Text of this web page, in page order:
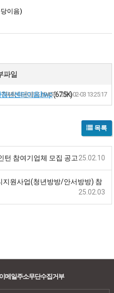
이음)
파일
년센터이음.hwp(67.5K)
774회 다운로드 | DATE : 2025-02-03 13:25:17
목록
턴 참여기업체 모집 공고 25.02.10
지원사업(청년방방/안서방방) 참
25.02.03
이메일주소무단수집거부